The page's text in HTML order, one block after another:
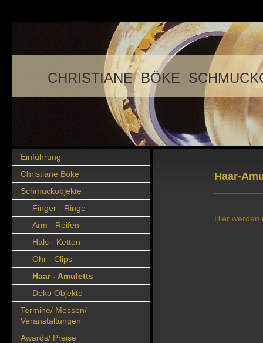
CHRISTIANE BÖKE
Einführung
Christiane Böke
Schmuckobjekte
Finger - Ringe
Arm - Reifen
Hals - Ketten
Ohr - Clips
Haar - Amuletts
Deko Objekte
Termine/ Messen/
Veranstaltungen
Awards/ Preise
Haar-
Hier werden